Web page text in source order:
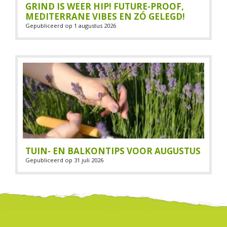
GRIND IS WEER HIP! FUTURE-PROOF,
MEDITERRANE VIBES EN ZÓ GELEGD!
Gepubliceerd op 1 augustus 2026
TUIN- EN BALKONTIPS VOOR AUGUSTUS
Gepubliceerd op 31 juli 2026